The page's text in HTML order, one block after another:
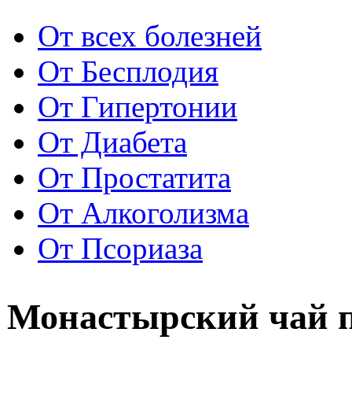
От всех болезней
От Бесплодия
От Гипертонии
От Диабета
От Простатита
От Алкоголизма
От Псориаза
Монастырский чай